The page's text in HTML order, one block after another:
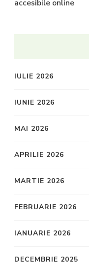
accesibile online
IULIE 2026
IUNIE 2026
MAI 2026
APRILIE 2026
MARTIE 2026
FEBRUARIE 2026
IANUARIE 2026
DECEMBRIE 2025